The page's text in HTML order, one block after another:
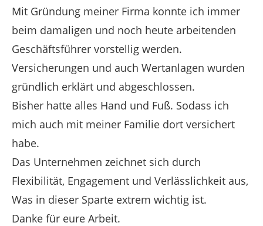
Mit Gründung meiner Firma konnte ich immer
beim damaligen und noch heute arbeitenden
Geschäftsführer vorstellig werden.
Versicherungen und auch Wertanlagen wurden
gründlich erklärt und abgeschlossen.
Bisher hatte alles Hand und Fuß. Sodass ich
mich auch mit meiner Familie dort versichert
habe.
Das Unternehmen zeichnet sich durch
Flexibilität, Engagement und Verlässlichkeit aus,
Was in dieser Sparte extrem wichtig ist.
Danke für eure Arbeit.